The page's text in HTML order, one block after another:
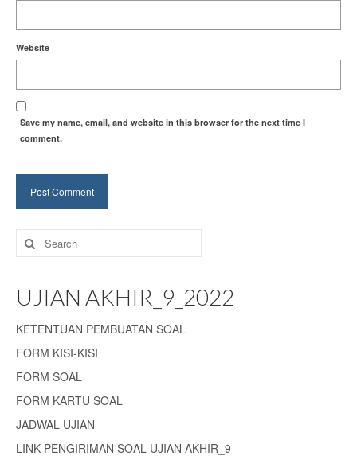
Website
Save my name, email, and website in this browser for the next time I
comment.
Search
for:
UJIAN AKHIR_9_2022
KETENTUAN PEMBUATAN SOAL
FORM KISI-KISI
FORM SOAL
FORM KARTU SOAL
JADWAL UJIAN
LINK PENGIRIMAN SOAL UJIAN AKHIR_9